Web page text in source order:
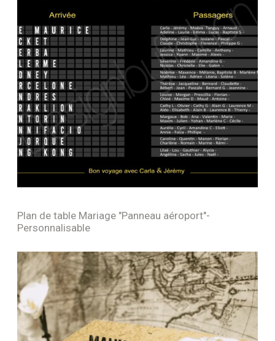
Plan de table Mariage "Panneau aéroport"-
Personnalisable